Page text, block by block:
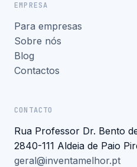
EMPRESA
Para empresas
Sobre nós
Blog
Contactos
CONTACTO
Rua Professor Dr. Bento
2840-111 Aldeia de Paio
geral@inventamelhor.pt